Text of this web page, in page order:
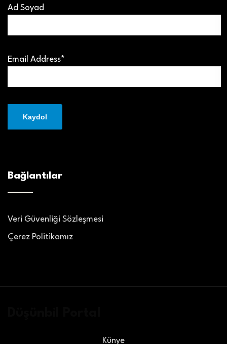
Ad Soyad
Email Address*
Bağlantılar
Veri Güvenliği Sözleşmesi
Çerez Politikamız
Künye